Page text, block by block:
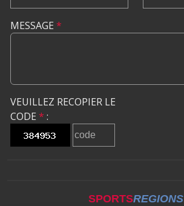
MESSAGE *
VEUILLEZ RECOPIER LE
CODE * :
SPORTSREGIONS